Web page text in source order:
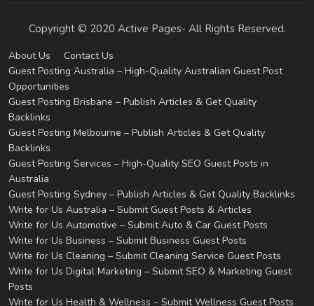
Copyright © 2020 Active Pages- All Rights Reserved.
About Us
Contact Us
Guest Posting Australia – High-Quality Australian Guest Post
Opportunities
Guest Posting Brisbane – Publish Articles & Get Quality
Backlinks
Guest Posting Melbourne – Publish Articles & Get Quality
Backlinks
Guest Posting Services – High-Quality SEO Guest Posts in
Australia
Guest Posting Sydney – Publish Articles & Get Quality Backlinks
Write for Us Australia – Submit Guest Posts & Articles
Write for Us Automotive – Submit Auto & Car Guest Posts
Write for Us Business – Submit Business Guest Posts
Write for Us Cleaning – Submit Cleaning Service Guest Posts
Write for Us Digital Marketing – Submit SEO & Marketing Guest
Posts
Write for Us Health & Wellness – Submit Wellness Guest Posts